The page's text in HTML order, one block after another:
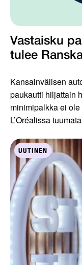
Vastaisku
tulee
Kansainvälisen
paukautti hiljattain
minimipalkka ei
L’Oréalissa
UUTINEN